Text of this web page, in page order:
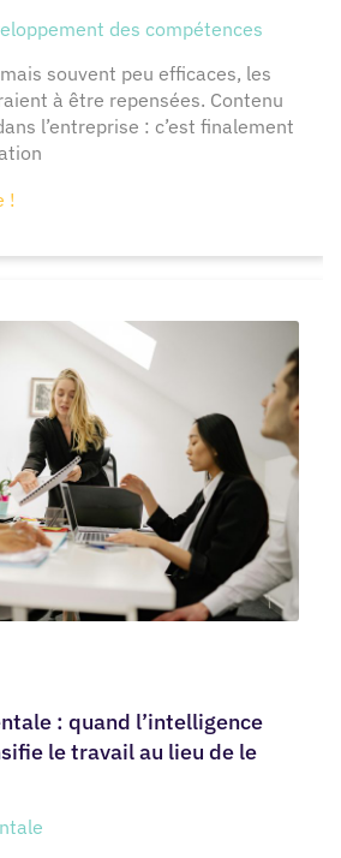
des compétences
souvent peu efficaces, les
à être repensées. Contenu
l’entreprise : c’est finalement
!
: quand l’intelligence
le travail au lieu de le